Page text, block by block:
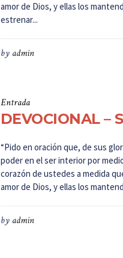
amor de Dios, y ellas los
estrenar...
by admin
Entrada
DEVOCIONAL
“Pido en oración que, de sus
poder en el ser interior por
corazón de ustedes a medida
amor de Dios, y ellas los
by admin